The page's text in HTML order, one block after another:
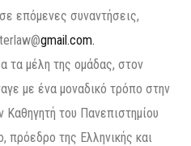
επόμενες συναντήσεις,
gmail.com.
τα μέλη της ομάδας, στον
με ένα μοναδικό τρόπο στην
του Πανεπιστημίου
πρόεδρο της Ελληνικής και